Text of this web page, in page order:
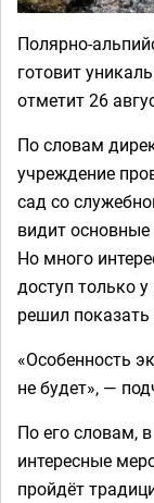
Полярно-
готовит
отметит 26
По словам
учреждение
сад со
видит
Но много
доступ только
решил показать
«Особенность
не будет», —
По его словам,
интересные
пройдёт